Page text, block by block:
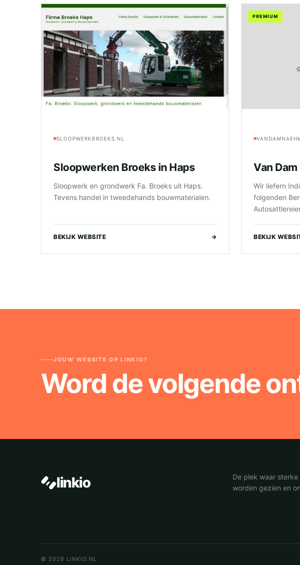
SLOOPWERKBROEKS.NL
Sloopwerken Broeks in Haps
Sloopwerk en grondwerk Fa. Broeks uit Haps.
Tevens handel in tweedehands bouwmaterialen.
BEKIJK WEBSITE →
PREMIUM
Van
Wir liefern
folgenden
BEKIJK
JOUW WEBSITE OP LINKIO?
Word de volgende
linkio
De plek waar
worden gezien en
© 2026 LINKIO.NL